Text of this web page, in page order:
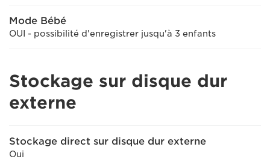
Mode Bébé
OUI - possibilité d'enregistrer jusqu'à 3 enfants
Stockage sur disque dur
externe
Stockage direct sur disque dur externe
Oui